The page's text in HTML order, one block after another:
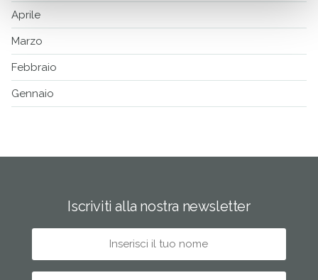
Aprile
Marzo
Febbraio
Gennaio
Iscriviti alla nostra newsletter